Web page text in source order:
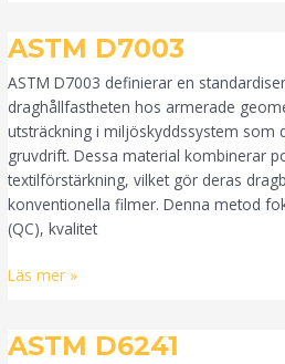
ASTM D7003
ASTM D7003 definierar en
draghållfastheten hos armerade
utsträckning i miljöskyddssystem som
gruvdrift. Dessa material kombinerar
textilförstärkning, vilket gör deras
konventionella filmer. Denna metod
(QC), kvalitet
ASTM
Läs mer »
ASTM D6241
ASTM